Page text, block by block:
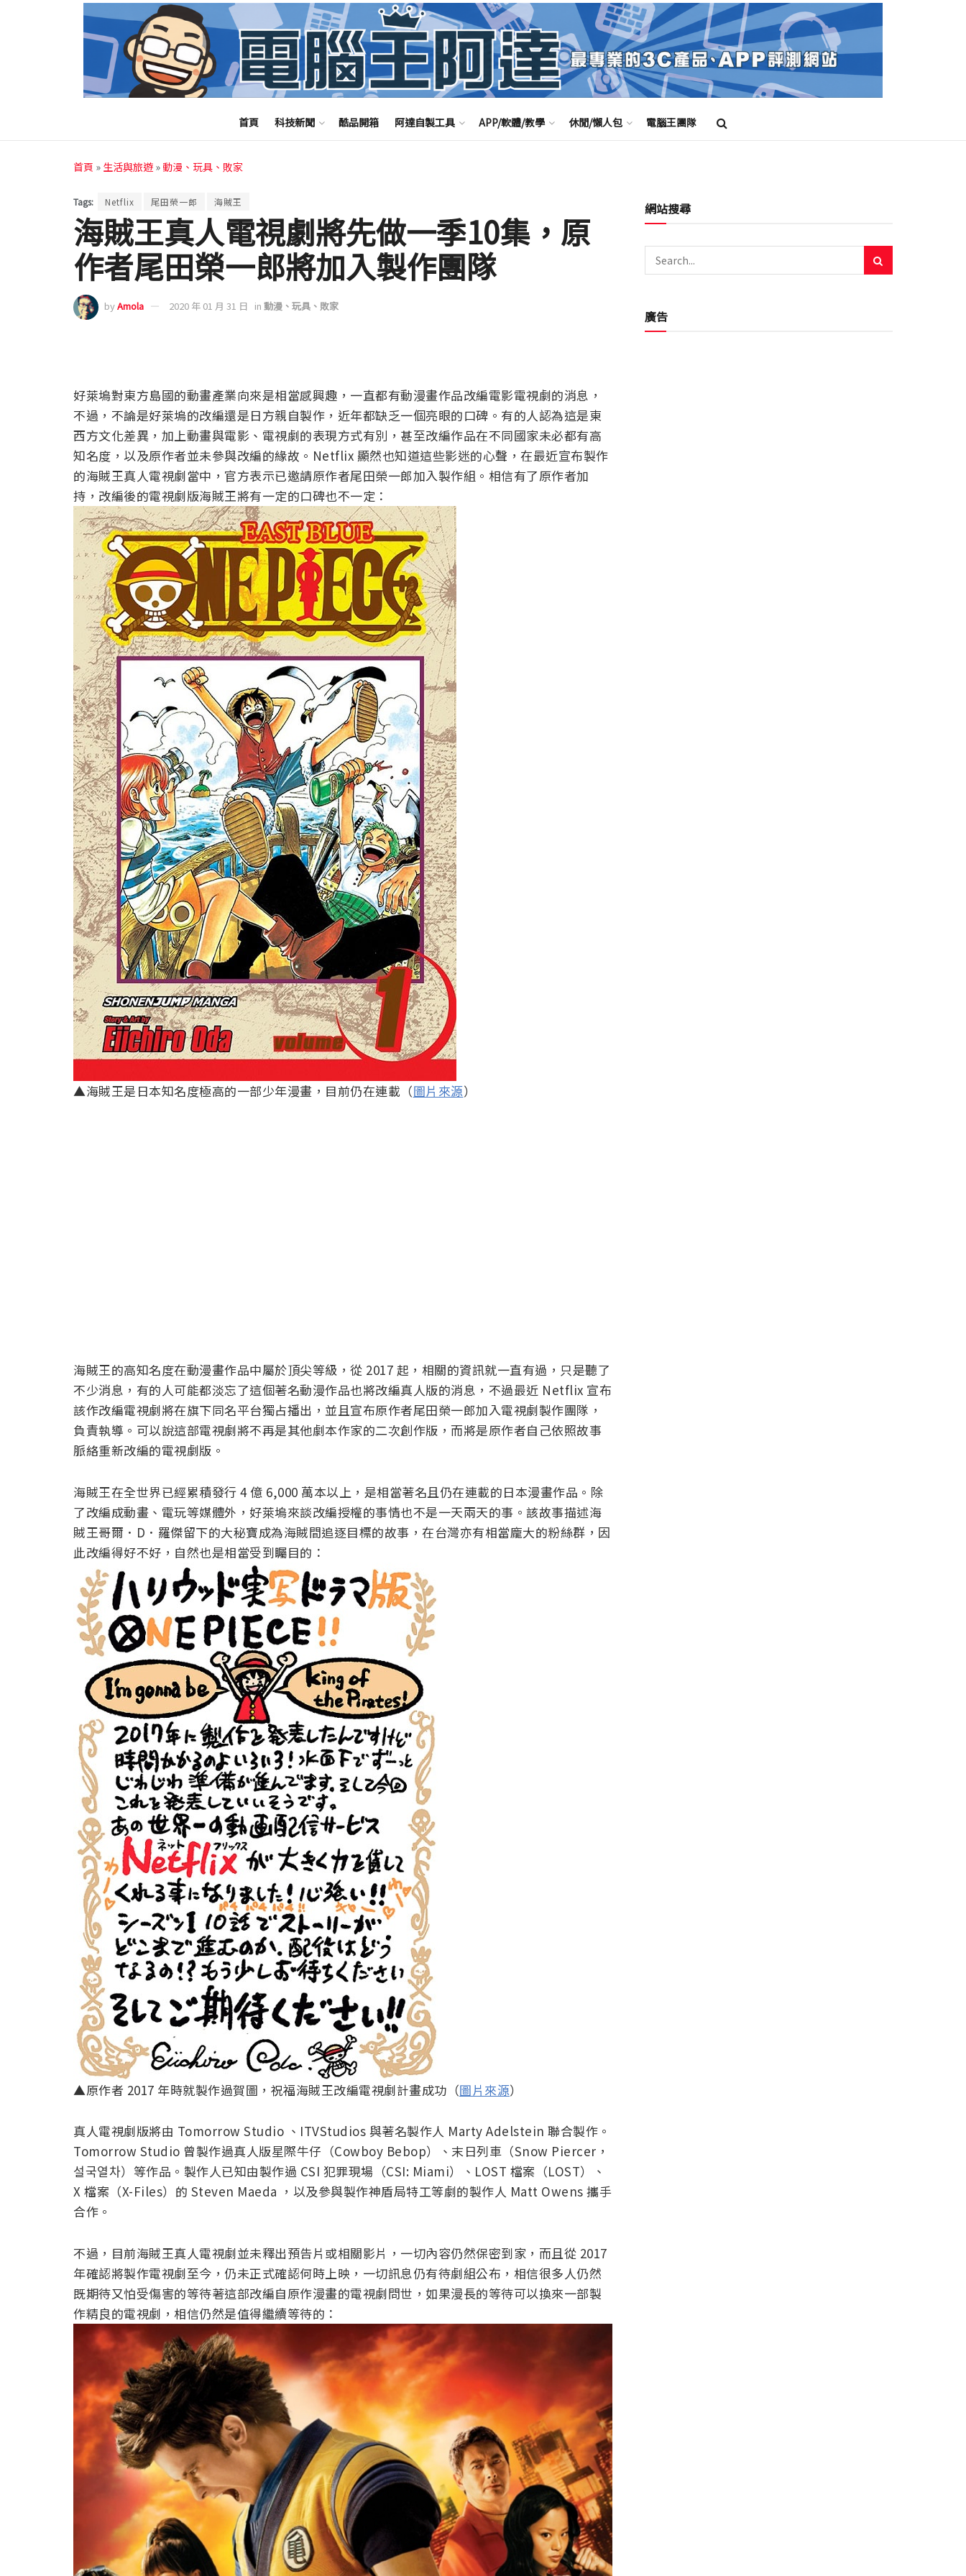
首頁 科技新聞 酷品開箱 阿達自製工具 APP/軟體/教學 休閒/懶人包 電腦王團隊
首頁 » 生活與旅遊 » 動漫、玩具、敗家
Tags: Netflix 尾田榮一郎 海賊王
海賊王真人電視劇將先做一季10集，原
作者尾田榮一郎將加入製作團隊
byAmola 2020 年 01 月 31 日 in 動漫、玩具、敗家
好萊塢對東方島國的動畫產業向來是相當感興趣，一直都有動漫畫作品改編電影電視劇的消息，
不過，不論是好萊塢的改編還是日方親自製作，近年都缺乏一個亮眼的口碑。有的人認為這是東
西方文化差異，加上動畫與電影、電視劇的表現方式有別，甚至改編作品在不同國家未必都有高
知名度，以及原作者並未參與改編的緣故。Netflix 顯然也知道這些影迷的心聲，在最近宣布製作
的海賊王真人電視劇當中，官方表示已邀請原作者尾田榮一郎加入製作組。相信有了原作者加
持，改編後的電視劇版海賊王將有一定的口碑也不一定：
▲海賊王是日本知名度極高的一部少年漫畫，目前仍在連載（圖片來源）
海賊王的高知名度在動漫畫作品中屬於頂尖等級，從 2017 起，相關的資訊就一直有過，只是聽了
不少消息，有的人可能都淡忘了這個著名動漫作品也將改編真人版的消息，不過最近 Netflix 宣布
該作改編電視劇將在旗下同名平台獨占播出，並且宣布原作者尾田榮一郎加入電視劇製作團隊，
負責執導。可以說這部電視劇將不再是其他劇本作家的二次創作版，而將是原作者自己依照故事
脈絡重新改編的電視劇版。
海賊王在全世界已經累積發行 4 億 6,000 萬本以上，是相當著名且仍在連載的日本漫畫作品。除
了改編成動畫、電玩等媒體外，好萊塢來談改編授權的事情也不是一天兩天的事。該故事描述海
賊王哥爾．D．羅傑留下的大秘寶成為海賊間追逐目標的故事，在台灣亦有相當龐大的粉絲群，因
此改編得好不好，自然也是相當受到矚目的：
▲原作者 2017 年時就製作過賀圖，祝福海賊王改編電視劇計畫成功（圖片來源）
真人電視劇版將由 Tomorrow Studio 、ITVStudios 與著名製作人 Marty Adelstein 聯合製作。
Tomorrow Studio 曾製作過真人版星際牛仔（Cowboy Bebop）、末日列車（Snow Piercer，
설국열차）等作品。製作人已知由製作過 CSI 犯罪現場（CSI: Miami）、LOST 檔案（LOST）、
X 檔案（X-Files）的 Steven Maeda ，以及參與製作神盾局特工等劇的製作人 Matt Owens 攜手
合作。
不過，目前海賊王真人電視劇並未釋出預告片或相關影片，一切內容仍然保密到家，而且從 2017
年確認將製作電視劇至今，仍未正式確認何時上映，一切訊息仍有待劇組公布，相信很多人仍然
既期待又怕受傷害的等待著這部改編自原作漫畫的電視劇問世，如果漫長的等待可以換來一部製
作精良的電視劇，相信仍然是值得繼續等待的：
網站搜尋
廣告